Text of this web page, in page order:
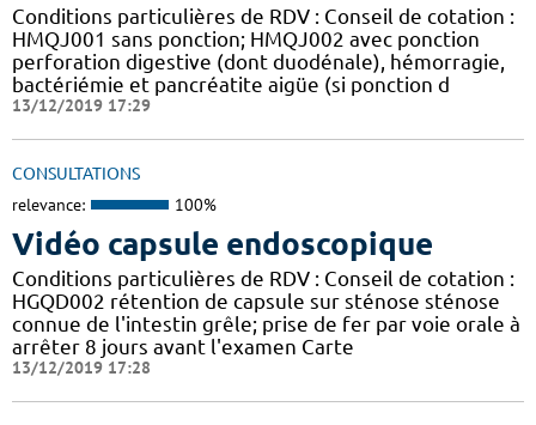
Conditions particulières de RDV : Conseil de cotation :
HMQJ001 sans ponction; HMQJ002 avec ponction
perforation digestive (dont duodénale), hémorragie,
bactériémie et pancréatite aigüe (si ponction d
13/12/2019 17:29
CONSULTATIONS
relevance: 100%
Vidéo capsule endoscopique
Conditions particulières de RDV : Conseil de cotation :
HGQD002 rétention de capsule sur sténose sténose
connue de l'intestin grêle; prise de fer par voie orale à
arrêter 8 jours avant l'examen Carte
13/12/2019 17:28